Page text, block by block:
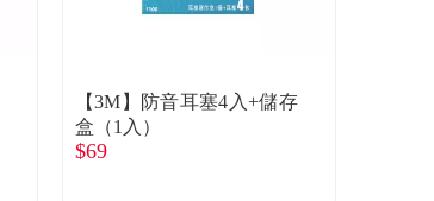
【3M】防音耳塞4入+儲存
盒（1入）
$69